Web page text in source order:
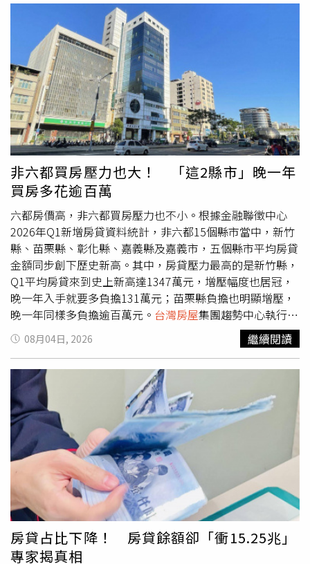
非六都買房壓力也大！ 「這2縣市」晚一年
買房多花逾百萬
六都房價高，非六都買房壓力也不小。根據金融聯徵中心
2026年Q1新增房貸資料統計，非六都15個縣市當中，新竹
縣、苗栗縣、彰化縣、嘉義縣及嘉義市，五個縣市平均房貸
金額同步創下歷史新高。其中，房貸壓力最高的是新竹縣，
Q1平均房貸來到史上新高達1347萬元，增壓幅度也居冠，
晚一年入手就要多負擔131萬元；苗栗縣負擔也明顯增壓，
晚一年同樣多負擔逾百萬元。 台灣房屋集團趨勢中心執行長
張旭嵐表示，近年都會區房價漲勢顯著，房市買氣也逐漸向
周邊縣市外溢，尤其部分縣市因具備產業投資、人口移入及
就業支撐紅利，更成為房市焦點。其中，新竹縣市受惠於新
竹科學園區帶動大量科技人才就業與移居，竹北更發展成科
技族群主要聚落，住宅需求穩定，也進一步推升周邊房市表
現。苗栗縣同樣受惠桃竹苗大矽谷計畫、新竹外溢效應，串
聯竹南科學園區、頭份地區成為科技廊帶推升區段房價；嘉
義縣市則有嘉義科學園區、台積電設廠及高鐵生活圈紅利，
吸引自住與置產需求進駐，帶動房價補漲力道明顯，房貸規
模也同步攀升。張旭嵐表示，全台房市持續受信用管制影
響，投資買盤轉趨保守，市場資金逐漸回歸自住需求，而非
六都房市向來以在地自住基本盤為主，因此價量波動相對
小。且青安3.0接續支撐首購市場，婚育家庭有機會貸到
1500萬，而目前這些縣市的貸款金額多數落在千萬之內，
08月04日, 2026 繼續閱讀
房貸占比下降！ 房貸餘額卻「衝15.25兆」
專家揭真相